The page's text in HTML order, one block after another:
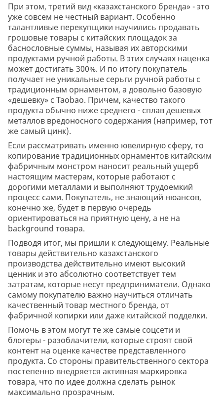
При этом, третий вид «казахстанского бренда» - это
уже совсем не честный вариант. Особенно
талантливые перекупщики научились продавать
грошовые товары с китайских площадок за
баснословные суммы, называя их авторскими
продуктами ручной работы. В этих случаях наценка
может достигать 300%. И по итогу покупатель
получает не уникальные серьги ручной работы с
традиционным орнаментом, а довольно базовую
«дешевку» с Taobao. Причем, качество такого
продукта обычно ниже среднего - сплав дешевых
металлов вредоносного содержания (например, тот
же самый цинк).
Если рассматривать именно ювелирную сферу, то
копирование традиционных орнаментов китайским
фабричным монстром наносит реальный ущерб
настоящим мастерам, которые работают с
дорогими металлами и выполняют трудоемкий
процесс сами. Покупатель, не знающий нюансов,
конечно же, будет в первую очередь
ориентироваться на приятную цену, а не на
background товара.
Подводя итог, мы пришли к следующему. Реальные
товары действительно казахстанского
производства действительно имеют высокий
ценник и это абсолютно соответствует тем
затратам, которые несут предприниматели. Однако
самому покупателю важно научиться отличать
качественный товар местного бренда, от
фабричной копирки или даже китайской подделки.
Помочь в этом могут те же самые соцсети и
блогеры - разоблачители, которые строят свой
контент на оценке качестве представленного
продукта. Со стороны правительственного сектора
постепенно внедряется активная маркировка
товара, что по идее должна сделать рынок
максимально прозрачным.